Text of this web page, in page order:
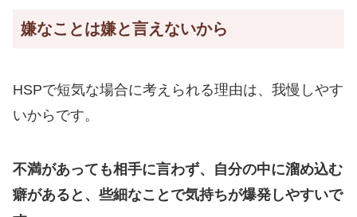
嫌なことは嫌と言えないから
HSPで短気な場合に考えられる理由は、我慢しやす
いからです。
不満があっても相手に言わず、自分の中に溜め込む
癖があると、些細なことで気持ちが爆発しやすいで